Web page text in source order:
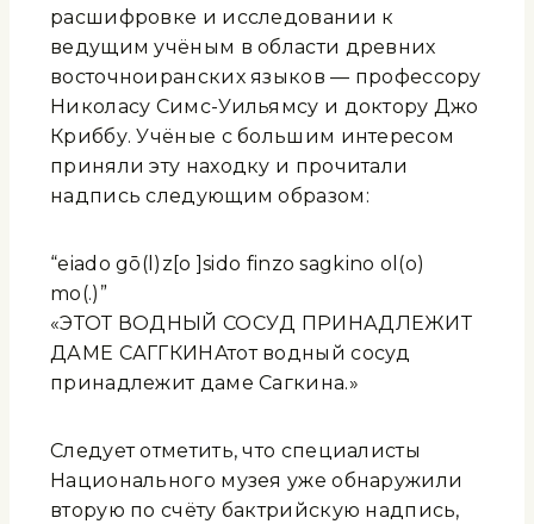
расшифровке и исследовании к
ведущим учёным в области древних
восточноиранских языков — профессору
Николасу Симс-Уильямсу и доктору Джо
Криббу. Учёные с большим интересом
приняли эту находку и прочитали
надпись следующим образом:
“eiado gō(l)z[o ]sido finzo sagkino ol(o)
mo(.)”
«ЭТОТ ВОДНЫЙ СОСУД ПРИНАДЛЕЖИТ
ДАМЕ САГГКИНАтот водный сосуд
принадлежит даме Сагкина.»
Следует отметить, что специалисты
Национального музея уже обнаружили
вторую по счёту бактрийскую надпись,